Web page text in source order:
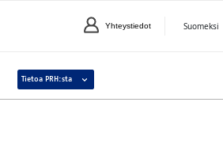
Yhteystiedot Valitse kieli
Suomeksi
oikeudet
alavalikko kohteelle Tilintarkastusvalvonta
Tietoa PRH:sta Avaa alavalikko kohteelle Tietoa PRH:sta